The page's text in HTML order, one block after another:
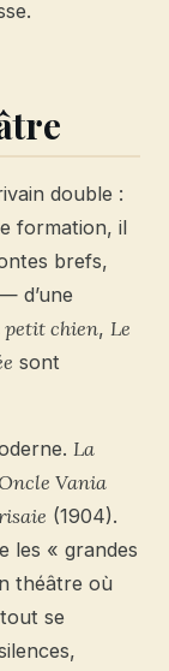
double :
formation, il
brefs,
d’une
petit chien, Le
sont
La
Vania
(1904).
les « grandes
théâtre où
se